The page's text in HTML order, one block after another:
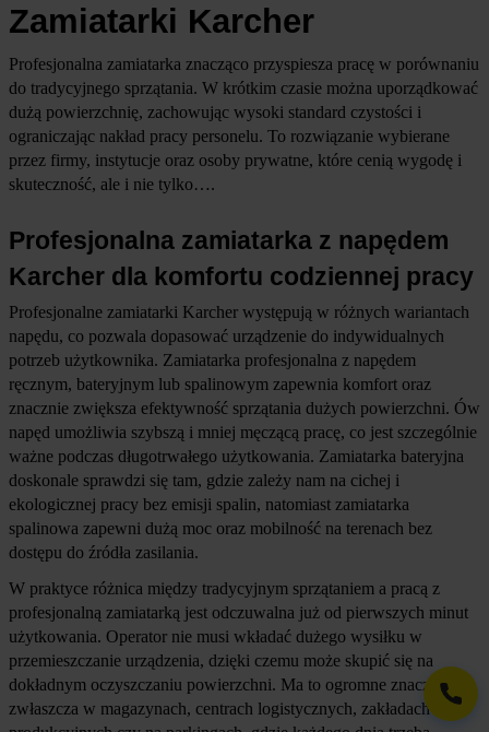
Zamiatarki Karcher
Profesjonalna zamiatarka znacząco przyspiesza pracę w porównaniu
do tradycyjnego sprzątania. W krótkim czasie można uporządkować
dużą powierzchnię, zachowując wysoki standard czystości i
ograniczając nakład pracy personelu. To rozwiązanie wybierane
przez firmy, instytucje oraz osoby prywatne, które cenią wygodę i
skuteczność, ale i nie tylko….
Profesjonalna zamiatarka z napędem
Karcher dla komfortu codziennej pracy
Profesjonalne zamiatarki Karcher występują w różnych wariantach
napędu, co pozwala dopasować urządzenie do indywidualnych
potrzeb użytkownika. Zamiatarka profesjonalna z napędem
ręcznym, bateryjnym lub spalinowym zapewnia komfort oraz
znacznie zwiększa efektywność sprzątania dużych powierzchni. Ów
napęd umożliwia szybszą i mniej męczącą pracę, co jest szczególnie
ważne podczas długotrwałego użytkowania. Zamiatarka bateryjna
doskonale sprawdzi się tam, gdzie zależy nam na cichej i
ekologicznej pracy bez emisji spalin, natomiast zamiatarka
spalinowa zapewni dużą moc oraz mobilność na terenach bez
dostępu do źródła zasilania.
W praktyce różnica między tradycyjnym sprzątaniem a pracą z
profesjonalną zamiatarką jest odczuwalna już od pierwszych minut
użytkowania. Operator nie musi wkładać dużego wysiłku w
przemieszczanie urządzenia, dzięki czemu może skupić się na
dokładnym oczyszczaniu powierzchni. Ma to ogromne znaczenie
zwłaszcza w magazynach, centrach logistycznych, zakładach